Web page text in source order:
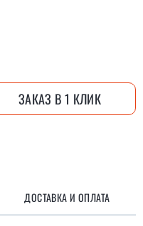
ЗАКАЗ В 1 КЛИК
ДОСТАВКА И ОПЛАТА